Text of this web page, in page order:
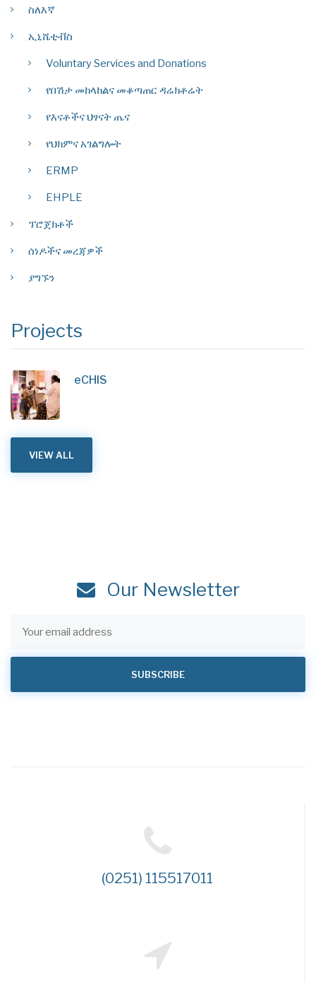
ስለእኛ
ኢኒሼቲቭስ
Voluntary Services and Donations
የበሽታ መከላከልና መቆጣጠር ዳሬክቶሬት
የእናቶችና ህፃናት ጤና
የህክምና አገልግሎት
ERMP
EHPLE
ፕሮጀክቶች
ሰነዶችና መረጃዎች
ያግኙን
Projects
eCHIS
VIEW ALL
Our Newsletter
(0251) 115517011